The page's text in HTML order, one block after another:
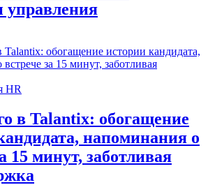
управления
HR
в Talantix: обогащение
напоминания о
15 минут, заботливая